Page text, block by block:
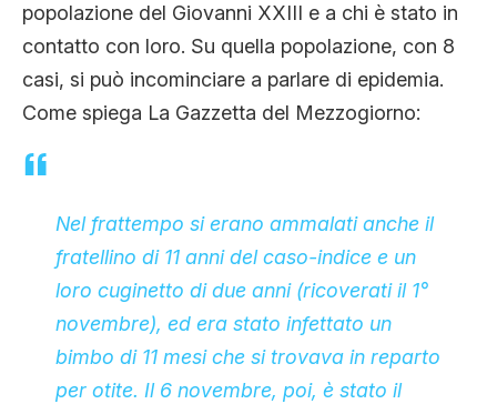
popolazione del Giovanni XXIII e a chi è stato in
contatto con loro. Su quella popolazione, con 8
casi, si può incominciare a parlare di epidemia.
Come spiega La Gazzetta del Mezzogiorno:
Nel frattempo si erano ammalati anche il
fratellino di 11 anni del caso-indice e un
loro cuginetto di due anni (ricoverati il 1°
novembre), ed era stato infettato un
bimbo di 11 mesi che si trovava in reparto
per otite. Il 6 novembre, poi, è stato il